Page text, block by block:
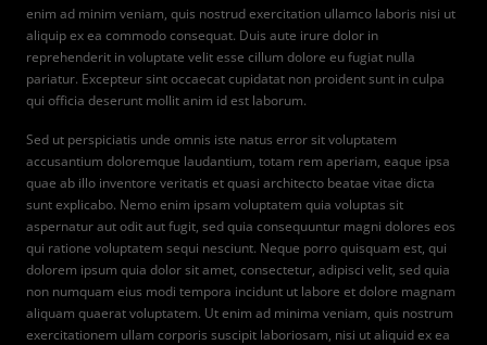
enim ad minim veniam, quis nostrud exercitation ullamco laboris nisi ut
aliquip ex ea commodo consequat. Duis aute irure dolor in
reprehenderit in voluptate velit esse cillum dolore eu fugiat nulla
pariatur. Excepteur sint occaecat cupidatat non proident sunt in culpa
qui officia deserunt mollit anim id est laborum.
Sed ut perspiciatis unde omnis iste natus error sit voluptatem
accusantium doloremque laudantium, totam rem aperiam, eaque ipsa
quae ab illo inventore veritatis et quasi architecto beatae vitae dicta
sunt explicabo. Nemo enim ipsam voluptatem quia voluptas sit
aspernatur aut odit aut fugit, sed quia consequuntur magni dolores eos
qui ratione voluptatem sequi nesciunt. Neque porro quisquam est, qui
dolorem ipsum quia dolor sit amet, consectetur, adipisci velit, sed quia
non numquam eius modi tempora incidunt ut labore et dolore magnam
aliquam quaerat voluptatem. Ut enim ad minima veniam, quis nostrum
exercitationem ullam corporis suscipit laboriosam, nisi ut aliquid ex ea